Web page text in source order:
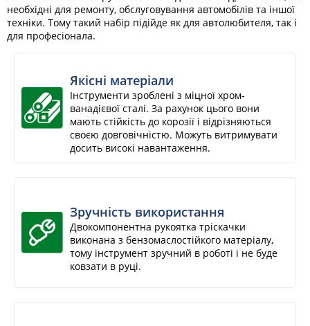
необхідні для ремонту, обслуговування автомобілів та іншої
техніки. Тому такий набір підійде як для автолюбителя, так і
для професіонала.
Якісні матеріали
Інструменти зроблені з міцної хром-
ванадієвої сталі. За рахунок цього вони
мають стійкість до корозії і відрізняються
своєю довговічністю. Можуть витримувати
досить високі навантаження.
Зручність використання
Двокомпонентна рукоятка тріскачки
виконана з бензомаслостійкого матеріалу,
тому інструмент зручний в роботі і не буде
ковзати в руці.